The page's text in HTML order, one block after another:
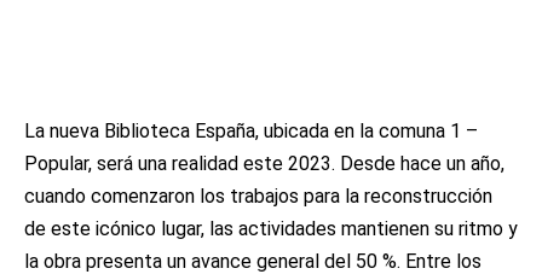
La nueva Biblioteca España, ubicada en la comuna 1 –
Popular, será una realidad este 2023. Desde hace un año,
cuando comenzaron los trabajos para la reconstrucción
de este icónico lugar, las actividades mantienen su ritmo y
la obra presenta un avance general del 50 %. Entre los